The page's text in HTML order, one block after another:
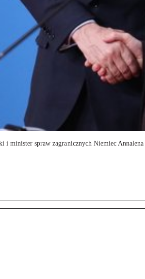
i minister spraw zagranicznych Niemiec